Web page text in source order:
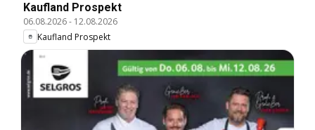
Kaufland Prospekt
06.08.2026- 12.08.2026
Kaufland Prospekt